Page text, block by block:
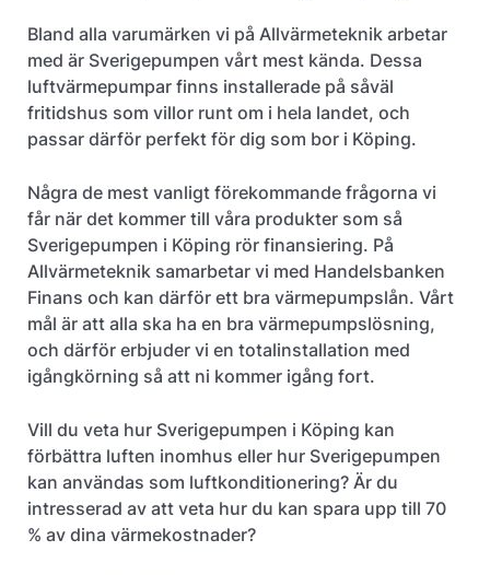
Bland alla varumärken vi på Allvärmeteknik arbetar
med är Sverigepumpen vårt mest kända. Dessa
luftvärmepumpar finns installerade på såväl
fritidshus som villor runt om i hela landet, och
passar därför perfekt för dig som bor i Köping.
Några de mest vanligt förekommande frågorna vi
får när det kommer till våra produkter som så
Sverigepumpen i Köping rör finansiering. På
Allvärmeteknik samarbetar vi med Handelsbanken
Finans och kan därför ett bra värmepumpslån. Vårt
mål är att alla ska ha en bra värmepumpslösning,
och därför erbjuder vi en totalinstallation med
igångkörning så att ni kommer igång fort.
Vill du veta hur Sverigepumpen i Köping kan
förbättra luften inomhus eller hur Sverigepumpen
kan användas som luftkonditionering? Är du
intresserad av att veta hur du kan spara upp till 70
% av dina värmekostnader?